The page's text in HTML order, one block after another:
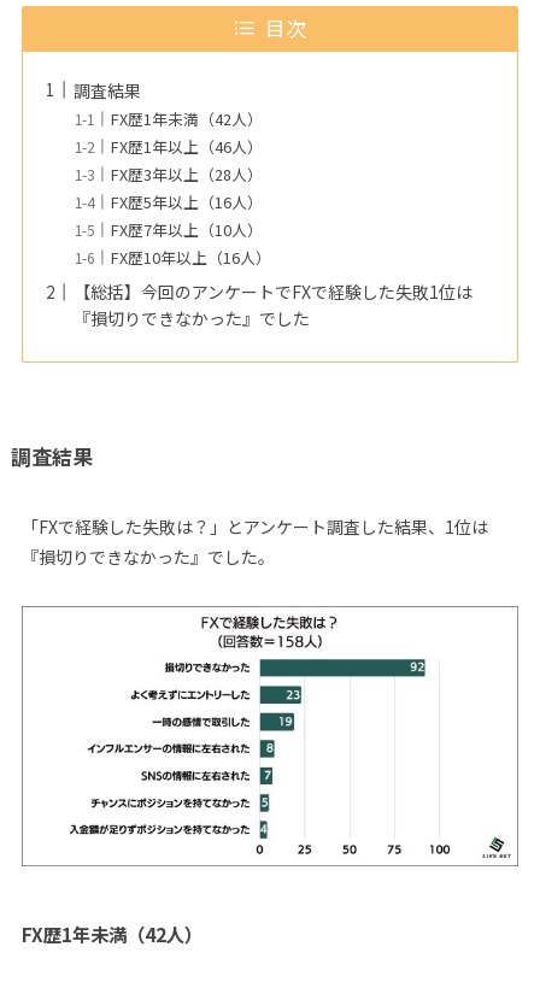
目次
調査結果
FX歴1年未満（42人）
FX歴1年以上（46人）
FX歴3年以上（28人）
FX歴5年以上（16人）
FX歴7年以上（10人）
FX歴10年以上（16人）
【総括】今回のアンケートでFXで経験した失敗1位は
『損切りできなかった』でした
調査結果
「FXで経験した失敗は？」とアンケート調査した結果、1位は
『損切りできなかった』でした。
FX歴1年未満（42人）